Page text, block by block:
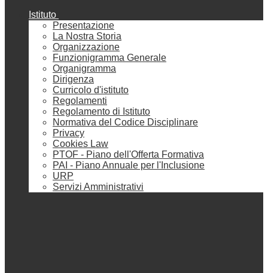
Istituto
Presentazione
La Nostra Storia
Organizzazione
Funzionigramma Generale
Organigramma
Dirigenza
Curricolo d'istituto
Regolamenti
Regolamento di Istituto
Normativa del Codice Disciplinare
Privacy
Cookies Law
PTOF - Piano dell'Offerta Formativa
PAI - Piano Annuale per l'Inclusione
URP
Servizi Amministrativi